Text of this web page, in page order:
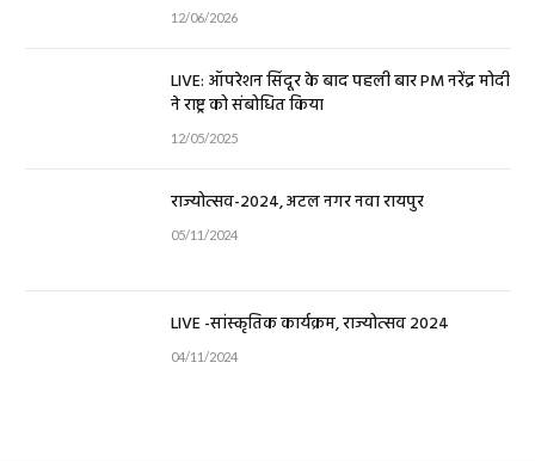
12/06/2026
LIVE: ऑपरेशन सिंदूर के बाद पहली बार PM नरेंद्र मोदी
ने राष्ट्र को संबोधित किया
12/05/2025
राज्योत्सव-2024, अटल नगर नवा रायपुर
05/11/2024
LIVE -सांस्कृतिक कार्यक्रम, राज्योत्सव 2024
04/11/2024